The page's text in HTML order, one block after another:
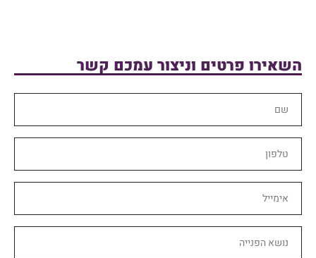
השאירו פרטים וניצור עמכם קשר